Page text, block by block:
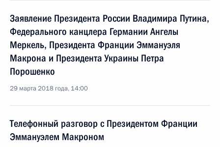
Заявление Президента России Владимира Путина,
Федерального канцлера Германии Ангелы
Меркель, Президента Франции Эммануэля
Макрона и Президента Украины Петра
Порошенко
29 марта 2018 года, 14:00
Телефонный разговор с Президентом Франции
Эммануэлем Макроном